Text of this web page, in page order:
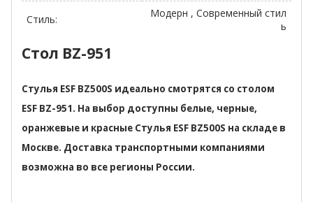
Стиль:
Модерн , Современный стил
ь
Стол BZ-951
Стулья ESF BZ500S идеально смотрятся со столом
ESF BZ-951. На выбор доступны белые, черные,
оранжевые и красные Стулья ESF BZ500S на складе в
Москве. Доставка транспортными компаниями
возможна во все регионы России.